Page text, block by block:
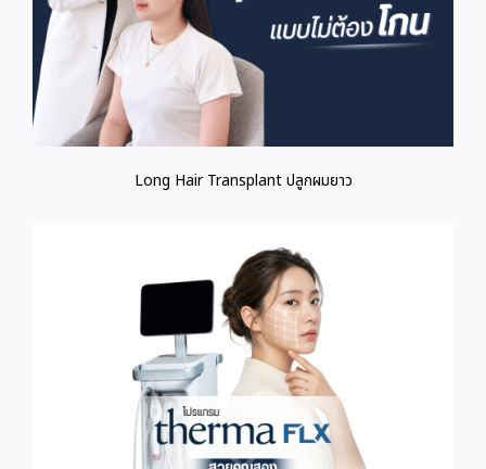
Long Hair Transplant ปลูกผมยาว